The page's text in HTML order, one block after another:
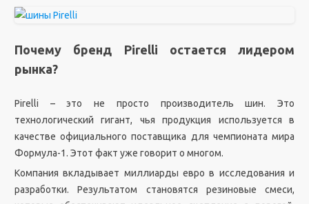
Почему бренд Pirelli остается лидером
рынка?
Pirelli – это не просто производитель шин. Это
технологический гигант, чья продукция используется в
качестве официального поставщика для чемпионата мира
Формула-1. Этот факт уже говорит о многом.
Компания вкладывает миллиарды евро в исследования и
разработки. Результатом становятся резиновые смеси,